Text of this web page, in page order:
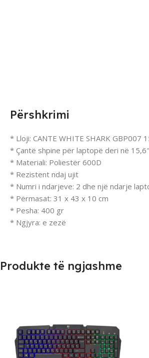
Përshkrimi
* Lloji: CANTE WHITE SHARK GBP007
* Çantë shpine për laptopë deri në 15,6″
* Materiali: Poliestër 600D
* Rezistent ndaj ujit
* Numri i ndarjeve: 2 dhe një ndarje
* Përmasat: 31 x 43 x 10 cm
* Pesha: 400 gr
* Ngjyra: e zezë
Produkte të ngjashme